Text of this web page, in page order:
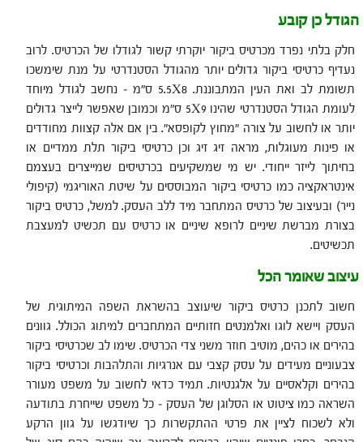
הגודל כן קובע
חלק בלתי נפרד מכרטיס ביקור יוקרתי קשור לגודלו של הכרטיס. לרוב
נעדיף כרטיסי ביקור גדולים יותר מהגודל הסטנדרטי על מנת שימשכו
תשומת לב ואת העין המתבוננת. 5.5X8 ס"מ – נחשב לגודל מיוחד
לעומת הגודל הסטנדרטי שהינו 5X9 ס"מ וכמובן שאפשר לייצר גדולים
יותר או לחשוב על צורה "מחוץ לקופסא". בין אם אלה קצוות מחודדים
או פינות מעוגלות, מראה זיג זיג וכן כרטיסי ביקור תלת ממדיים או
בחיתוך לייזר ייחודי. יש מי שמשקיעים בכרטיסים שמייצרים בעצמם
אינטראקציה כמו כרטיסי ביקור המבוססים על שיטת האוריגמי (קיפולי
נייר) ובעיצוב של כרטיס המתחבר מיד ללב העסק. למשל, כרטיס ביקור
בצורת מברשת שיניים לרופא שיניים או כרטיס עם תכשיט למעצבת
תכשיטים.
עיצוב שאומר הכל
חשוב לתכנן כרטיס ביקור שיעוצב בהשראת השפה המיתוגית של
העסק ויישא לוגו ואלמנטים חזותיים המתחברים למיתוג הכולל. גוונים
בהירים או כהים, מוטיב חוזר משני צדי הכרטיס. שימו לב שכרטיסי ביקור
צבעוניים מעידים על עסק קצבי עם אנרגיות והתלהבות וכרטיסי ביקור
בהירים וקלאסיים על אלגנטיות. תמיד כדאי לחשוב על משפט מעורר
השראה כמו ציטוט או הסלוגן של העסק – כל משפט שייחרת בתודעה
ולא לשכוח לציין את פרטי ההתקשרות כך שיודגשו על גוון הרקע